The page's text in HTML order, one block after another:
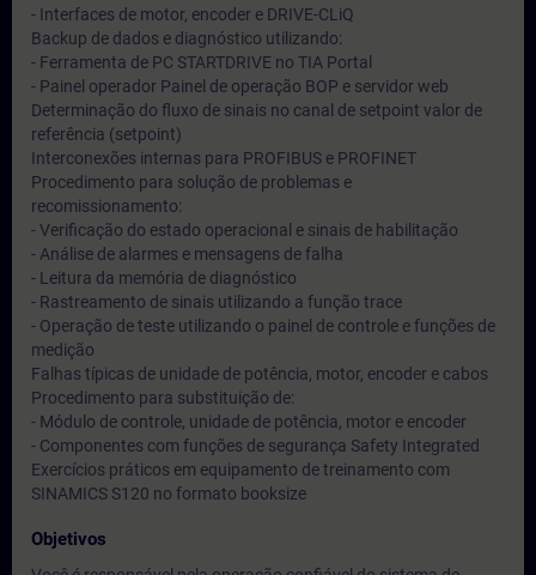
- Interfaces de motor, encoder e DRIVE-CLiQ
Backup de dados e diagnóstico utilizando:
- Ferramenta de PC STARTDRIVE no TIA Portal
- Painel operador Painel de operação BOP e servidor web
Determinação do fluxo de sinais no canal de setpoint valor de
referência (setpoint)
Interconexões internas para PROFIBUS e PROFINET
Procedimento para solução de problemas e
recomissionamento:
- Verificação do estado operacional e sinais de habilitação
- Análise de alarmes e mensagens de falha
- Leitura da memória de diagnóstico
- Rastreamento de sinais utilizando a função trace
- Operação de teste utilizando o painel de controle e funções de
medição
Falhas típicas de unidade de potência, motor, encoder e cabos
Procedimento para substituição de:
- Módulo de controle, unidade de potência, motor e encoder
- Componentes com funções de segurança Safety Integrated
Exercícios práticos em equipamento de treinamento com
SINAMICS S120 no formato booksize
Objetivos